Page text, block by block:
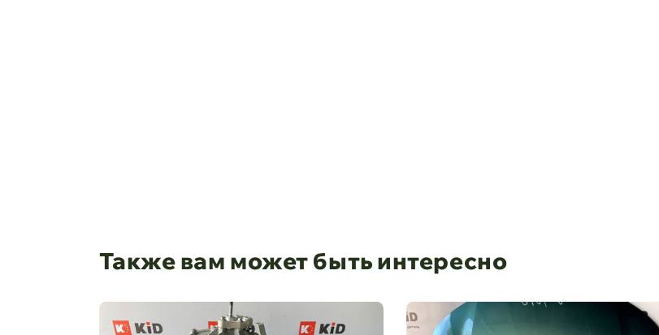
Также вам может быть интересно